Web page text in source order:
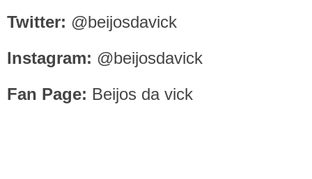
Twitter: @beijosdavick
Instagram: @beijosdavick
Fan Page: Beijos da vick